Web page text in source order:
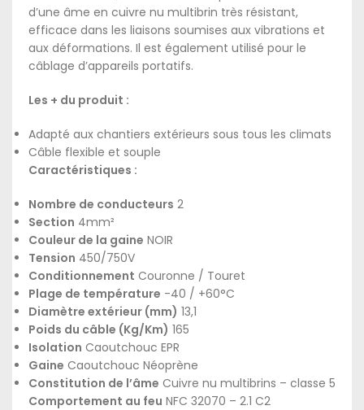
d’une âme en cuivre nu multibrin très résistant,
efficace dans les liaisons soumises aux vibrations et
aux déformations. Il est également utilisé pour le
câblage d’appareils portatifs.
Les + du produit :
Adapté aux chantiers extérieurs sous tous les climats
Câble flexible et souple
Caractéristiques :
Nombre de conducteurs 2
Section 4mm²
Couleur de la gaine NOIR
Tension 450/750V
Conditionnement Couronne / Touret
Plage de température -40 / +60°C
Diamètre extérieur (mm) 13,1
Poids du câble (Kg/Km) 165
Isolation Caoutchouc EPR
Gaine Caoutchouc Néoprène
Constitution de l’âme Cuivre nu multibrins – classe 5
Comportement au feu NFC 32070 – 2.1 C2